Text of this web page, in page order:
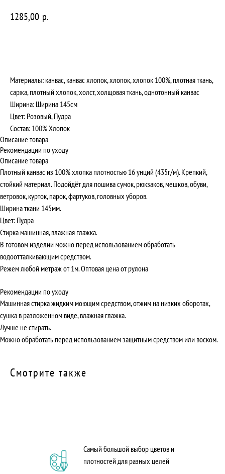
1285,00 р.
Материалы: канвас, канвас хлопок, хлопок, хлопок 100%, плотная ткань,
саржа, плотный хлопок, холст, холщовая ткань, однотонный канвас
Ширина: Ширина 145см
Цвет: Розовый, Пудра
Состав: 100% Хлопок
Описание товара
Рекомендации по уходу
Описание товара
Плотный канвас из 100% хлопка плотностью 16 унций (435г/м). Крепкий,
стойкий материал. Подойдёт для пошива сумок, рюкзаков, мешков, обуви,
ветровок, курток, парок, фартуков, головных уборов.
Ширина ткани 145мм.
Цвет: Пудра
Стирка машинная, влажная глажка.
В готовом изделии можно перед использованием обработать
водоотталкивающим средством.
Режем любой метраж от 1м. Оптовая цена от рулона
Рекомендации по уходу
Машинная стирка жидким моющим средством, отжим на низких оборотах,
сушка в разложенном виде, влажная глажка.
Лучше не стирать.
Можно обработать перед использованием защитным средством или воском.
Смотрите также
Самый большой выбор цветов и
плотностей для разных целей